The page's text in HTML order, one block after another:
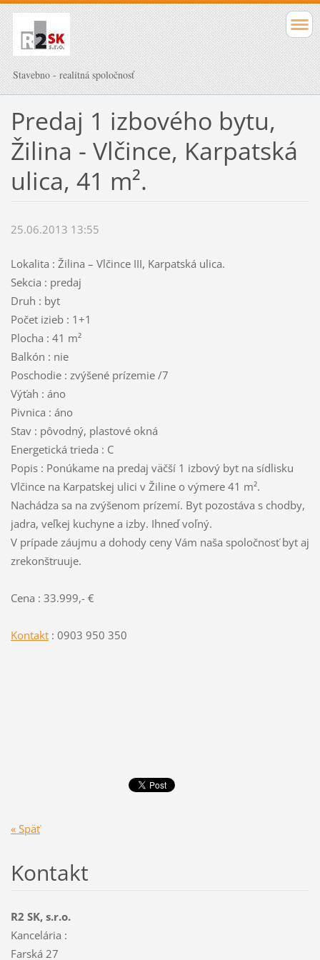
Stavebno - realitná spoločnosť
Predaj 1 izbového bytu,
Žilina - Vlčince, Karpatská
ulica, 41 m².
25.06.2013 13:55
Lokalita : Žilina – Vlčince III, Karpatská ulica.
Sekcia : predaj
Druh : byt
Počet izieb : 1+1
Plocha : 41 m²
Balkón : nie
Poschodie : zvýšené prízemie /7
Výťah : áno
Pivnica : áno
Stav : pôvodný, plastové okná
Energetická trieda : C
Popis : Ponúkame na predaj väčší 1 izbový byt na sídlisku
Vlčince na Karpatskej ulici v Žiline o výmere 41 m².
Nachádza sa na zvýšenom prízemí. Byt pozostáva s chodby,
jadra, veľkej kuchyne a izby. Ihneď voľný.
V prípade záujmu a dohody ceny Vám naša spoločnosť byt aj
zrekonštruuje.
Cena : 33.999,- €
Kontakt: 0903 950 350
« Späť
Kontakt
R2 SK, s.r.o.
Kancelária :
Farská 27